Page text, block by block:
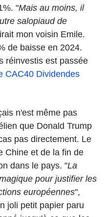
"Mais au moins, il
salopiaud de
mon voisin Emile.
de baisse en 2024.
réinvestis est passée
CAC40 Dividendes
n'est même pas
que Donald Trump
pas directement. Le
Chine et de la fin de
dans le pays. "La
pour justifier les
européennes",
joli petit papier paru